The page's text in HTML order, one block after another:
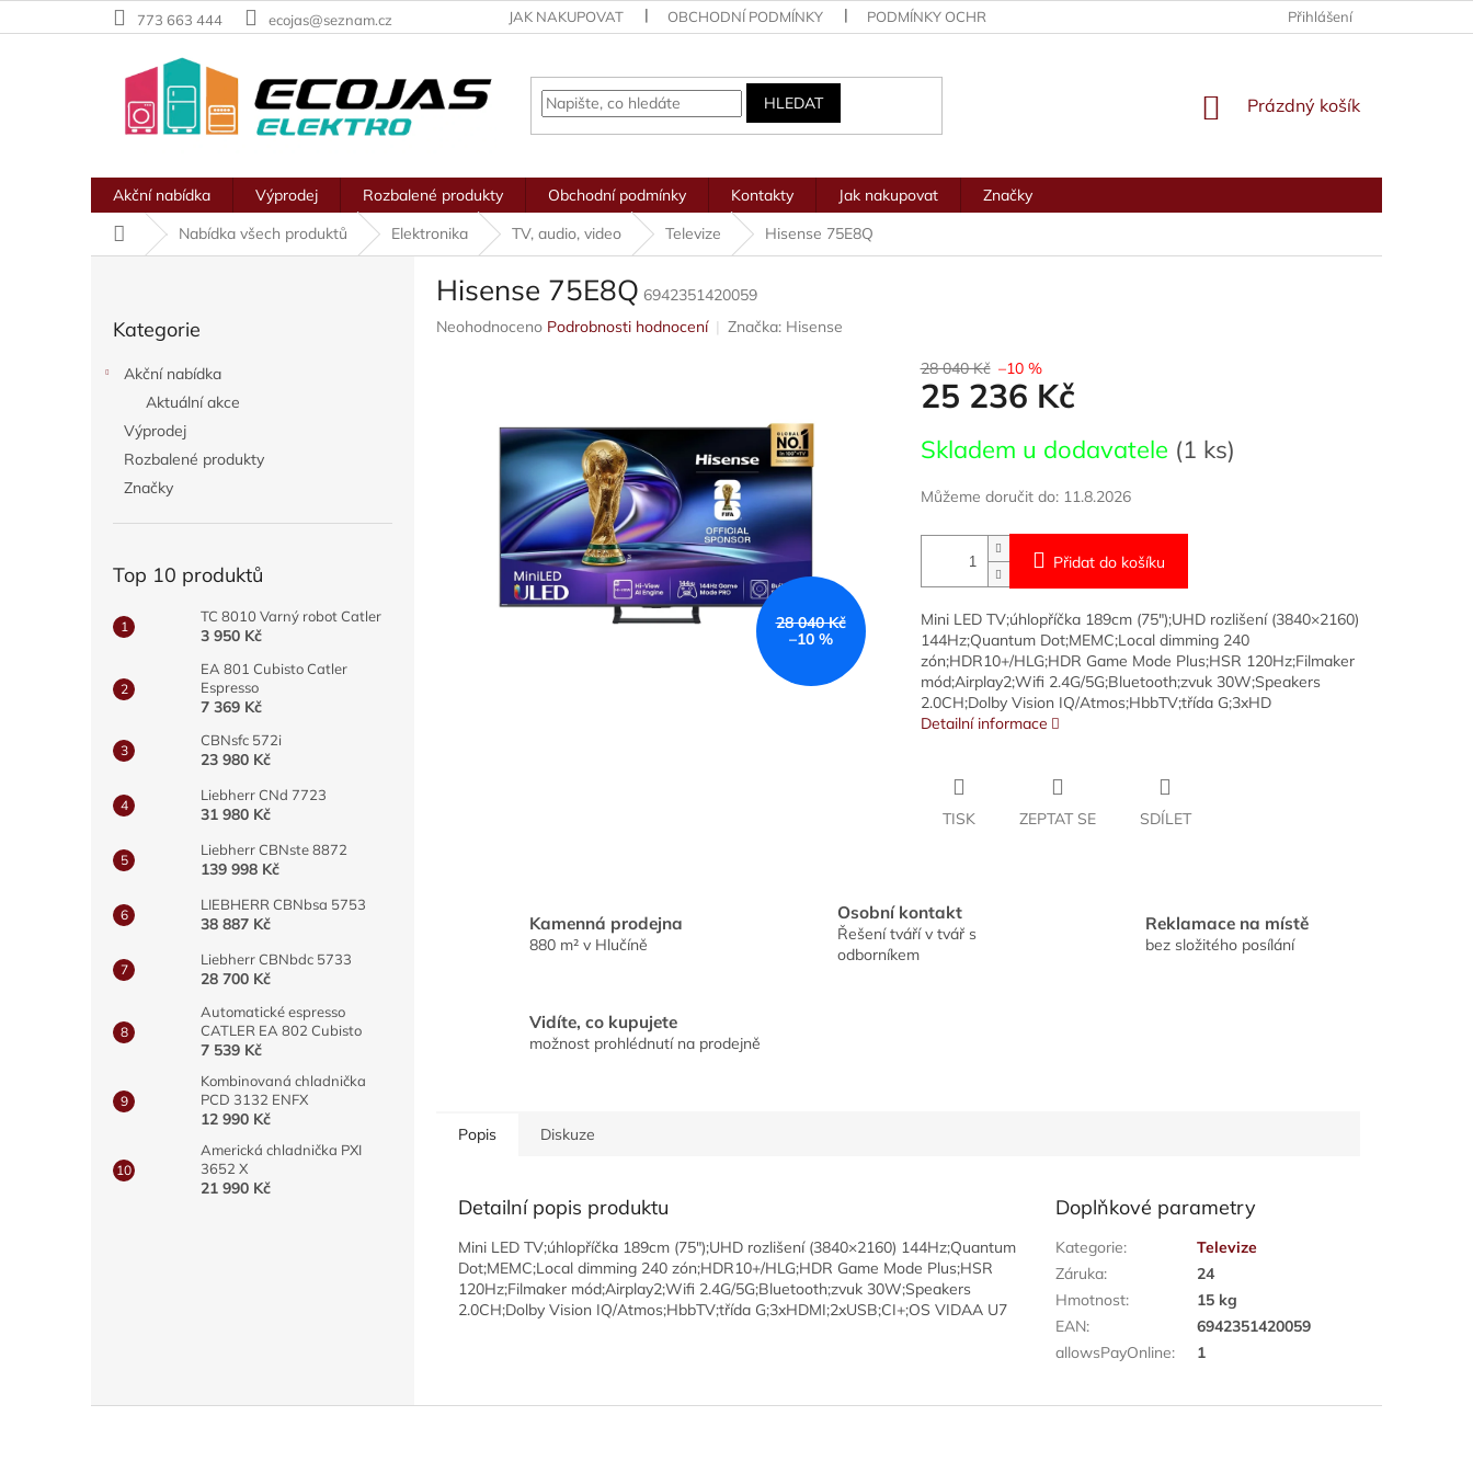
na
773 663 444 ecojas@seznam.cz JAK NAKUPOVAT OBCHODNÍ PODMÍNKY PODMÍNKY OCHRANY OSOBNÍCH ÚDAJŮ Přihlášení
HLEDAT
NÁKUPNÍ
Prázdný košík
Akční nabídka Výprodej Rozbalené produkty Obchodní podmínky Kontakty Jak nakupovat
Značky
Domů
Nabídka všech produktů Elektronika TV, audio, video Televize Hisense 75E8Q
kategorie
Kategorie
Akční nabídka
Aktuální akce
Výprodej
Rozbalené produkty
Značky
Top 10 produktů
TC 8010 Varný robot Catler
3 950 Kč
EA 801 Cubisto Catler
Espresso
7 369 Kč
CBNsfc 572i
23 980 Kč
Liebherr CNd 7723
31 980 Kč
Liebherr CBNste 8872
139 998 Kč
LIEBHERR CBNbsa 5753
38 887 Kč
Liebherr CBNbdc 5733
28 700 Kč
Automatické espresso
CATLER EA 802 Cubisto
7 539 Kč
Kombinovaná chladnička
PCD 3132 ENFX
12 990 Kč
Americká chladnička PXI
3652 X
21 990 Kč
Hisense 75E8Q 6942351420059
Průměrné
Neohodnoceno Podrobnosti hodnocení Značka: Hisense
28 040 Kč
–10 %
28 040 Kč –10 %
25 236 Kč
cena:
Skladem u dodavatele (1 ks)
Můžeme doručit do: 11.8.2026
Přidat do košíku
Mini LED TV;úhlopříčka 189cm (75");UHD rozlišení (3840×2160)
144Hz;Quantum Dot;MEMC;Local dimming 240
zón;HDR10+/HLG;HDR Game Mode Plus;HSR 120Hz;Filmaker
mód;Airplay2;Wifi 2.4G/5G;Bluetooth;zvuk 30W;Speakers
2.0CH;Dolby Vision IQ/Atmos;HbbTV;třída G;3xHD
Detailní informace
TISK ZEPTAT SE SDÍLET
Kamenná prodejna
880 m² v Hlučíně
Osobní kontakt
Řešení tváří v tvář s
odborníkem
Reklamace na místě
bez složitého posílání
Vidíte, co kupujete
možnost prohlédnutí na prodejně
Popis Diskuze
Detailní popis produktu
Mini LED TV;úhlopříčka 189cm (75");UHD rozlišení (3840×2160) 144Hz;Quantum
Dot;MEMC;Local dimming 240 zón;HDR10+/HLG;HDR Game Mode Plus;HSR
120Hz;Filmaker mód;Airplay2;Wifi 2.4G/5G;Bluetooth;zvuk 30W;Speakers
2.0CH;Dolby Vision IQ/Atmos;HbbTV;třída G;3xHDMI;2xUSB;CI+;OS VIDAA U7
Doplňkové parametry
Kategorie:
Televize
Záruka:
24
Hmotnost:
15 kg
EAN:
6942351420059
allowsPayOnline: 1